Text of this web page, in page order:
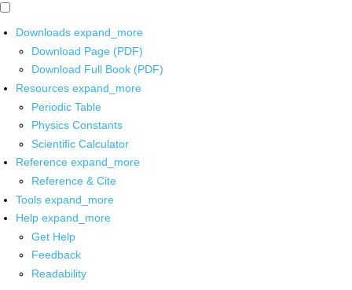
Downloads expand_more
Download Page (PDF)
Download Full Book (PDF)
Resources expand_more
Periodic Table
Physics Constants
Scientific Calculator
Reference expand_more
Reference & Cite
Tools expand_more
Help expand_more
Get Help
Feedback
Readability